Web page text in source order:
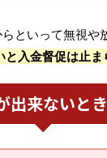
といって無視や
と入金督促は止ま
出来ないと